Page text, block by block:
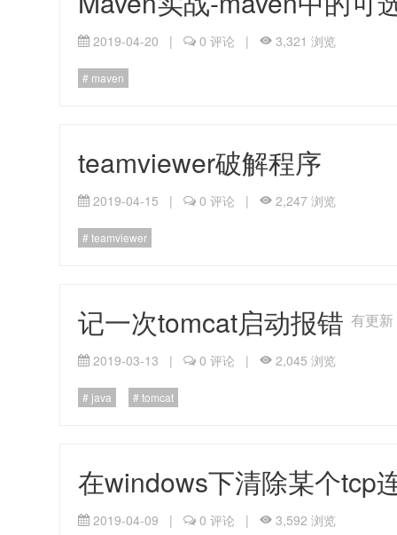
2019-04-20 | 0 评论 | 3,321 浏览
maven
teamviewer破解程序
2019-04-15 | 0 评论 | 2,247 浏览
teamviewer
记一次tomcat启动报错有更
2019-03-13 | 0 评论 | 2,045 浏览
java tomcat
在windows下清除某个tcp
2019-04-09 | 0 评论 | 3,592 浏览